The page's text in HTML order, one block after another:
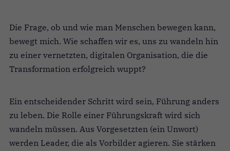
Die Frage, ob und wie man Menschen bewegen kann,
bewegt mich. Wie schaffen wir es, uns zu wandeln hin
zu einer vernetzten, digitalen Organisation, die die
Transformation erfolgreich wuppt?
Ein entscheidender Schritt wird sein, Führung anders
zu leben. Die Rolle einer Führungskraft wird sich
wandeln müs­sen. Aus Vorgesetzten (ein Unwort)
werden Leader, die als Vorbilder agieren. Sie stärken